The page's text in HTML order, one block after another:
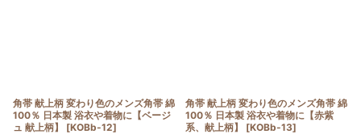
角帯 献上柄 変わり色のメンズ角帯 綿
100％ 日本製 浴衣や着物に【ベージ
ュ 献上柄】
[KOBb-12]
角帯 献上柄 変わり色のメンズ角帯 綿
100％ 日本製 浴衣や着物に【赤紫
系、献上柄】
[KOBb-13]